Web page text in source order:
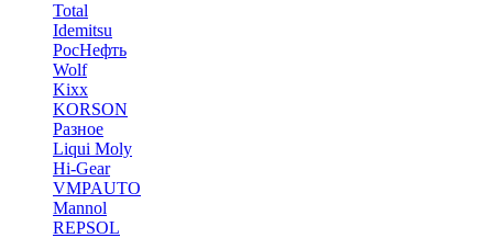
Total
Idemitsu
РосНефть
Wolf
Kixx
KORSON
Разное
Liqui Moly
Hi-Gear
VMPAUTO
Mannol
REPSOL